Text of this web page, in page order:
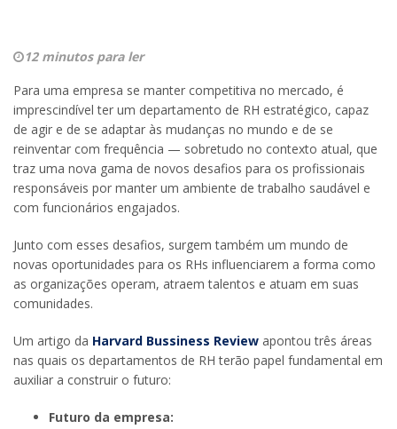
12 minutos para ler
Para uma empresa se manter competitiva no mercado, é
imprescindível ter um departamento de RH estratégico, capaz
de agir e de se adaptar às mudanças no mundo e de se
reinventar com frequência — sobretudo no contexto atual, que
traz uma nova gama de novos desafios para os profissionais
responsáveis por manter um ambiente de trabalho saudável e
com funcionários engajados.
Junto com esses desafios, surgem também um mundo de
novas oportunidades para os RHs influenciarem a forma como
as organizações operam, atraem talentos e atuam em suas
comunidades.
Um artigo da Harvard Bussiness Review apontou três áreas
nas quais os departamentos de RH terão papel fundamental em
auxiliar a construir o futuro:
Futuro da empresa: